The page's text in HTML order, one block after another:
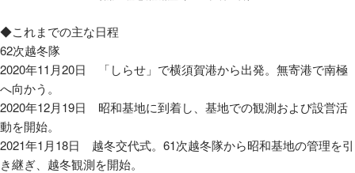
◆これまでの主な日程
62次越冬隊
2020年11月20日 「しらせ」で横須賀港から出発。無寄港で南極
へ向かう。
2020年12月19日 昭和基地に到着し、基地での観測および設営活
動を開始。
2021年1月18日 越冬交代式。61次越冬隊から昭和基地の管理を引
き継ぎ、越冬観測を開始。